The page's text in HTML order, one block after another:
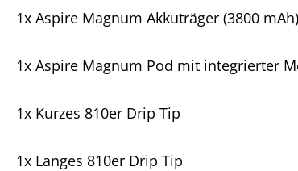
1x Aspire Magnum Akkuträger (3800 mAh)
1x Aspire Magnum Pod mit integrierter
1x Kurzes 810er Drip Tip
1x Langes 810er Drip Tip